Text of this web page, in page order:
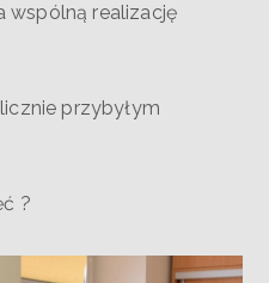
wspólną realizację
przybyłym
?